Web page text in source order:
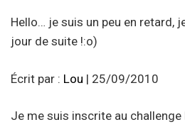
Hello… je suis un peu en retard,
jour de suite !:o)
Écrit par : Lou | 25/09/2010
Je me suis inscrite au